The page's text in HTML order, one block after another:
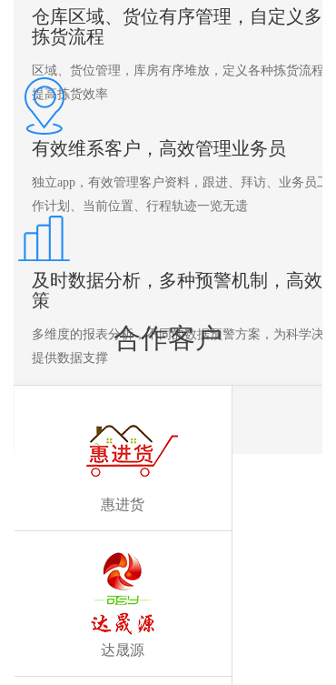
仓库区域、货位有序管理，自定义多种
拣货流程
区域、货位管理，库房有序堆放，定义各种拣货流程，
提高拣货效率
有效维系客户，高效管理业务员
独立app，有效管理客户资料，跟进、拜访、业务员工
作计划、当前位置、行程轨迹一览无遗
及时数据分析，多种预警机制，高效决
策
多维度的报表分析，不同的数据预警方案，为科学决策
提供数据支撑
合作客户
惠进货
达晟源